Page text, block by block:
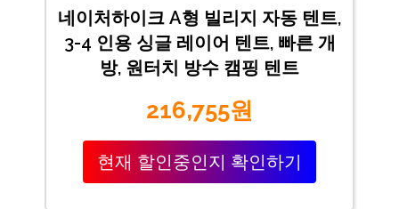
네이처하이크 A형 빌리지 자동 텐트,
3-4 인용 싱글 레이어 텐트, 빠른 개
방, 원터치 방수 캠핑 텐트
216,755원
현재 할인중인지 확인하기